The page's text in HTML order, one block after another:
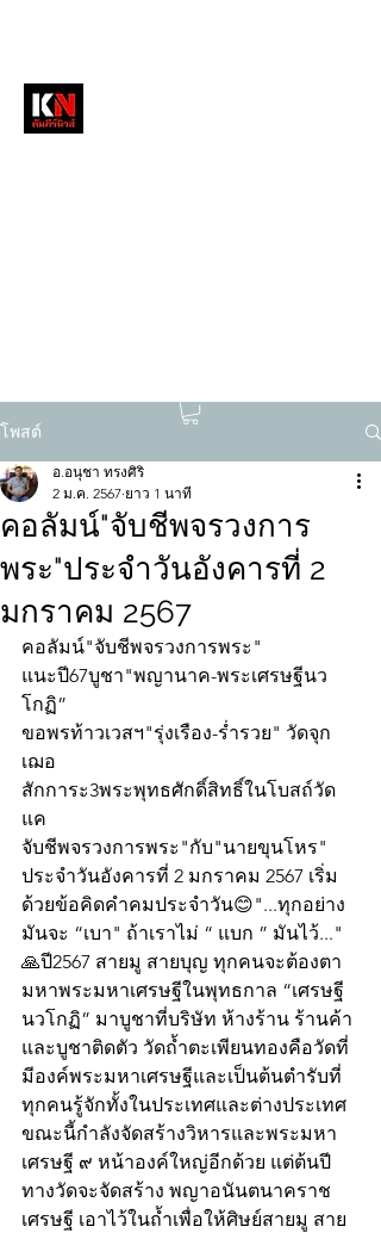
โพสต์
คอลัมน์"จับชีพจรวงการ
พระ"ประจำวันอังคารที่ 2
มกราคม 2567
อ.อนุชา ทรงศิริ
2 ม.ค. 2567 ยาว 1 นาที
คอลัมน์"จับชีพจรวงการพระ"
แนะปี67บูชา"พญานาค-พระเศรษฐีนว
โกฏิ”
ขอพรท้าวเวสฯ"รุ่งเรือง-ร่ำรวย" วัดจุก
เฌอ
สักการะ3พระพุทธศักดิ์สิทธิ์ในโบสถ์วัด
แค
จับชีพจรวงการพระ"กับ"นายขุนโหร"
ประจำวันอังคารที่ 2 มกราคม 2567 เริ่ม
ด้วยข้อคิดคำคมประจำวัน😊"...ทุกอย่าง
มันจะ “เบา" ถ้าเราไม่ “ แบก ” มันไว้..."
🙏ปี2567 สายมู สายบุญ ทุกคนจะต้องตา
มหาพระมหาเศรษฐีในพุทธกาล “เศรษฐี
นวโกฏิ” มาบูชาที่บริษัท ห้างร้าน ร้านค้า
และบูชาติดตัว วัดถ้ำตะเพียนทองคือวัดที่
มีองค์พระมหาเศรษฐีและเป็นต้นตำรับที่
ทุกคนรู้จักทั้งในประเทศและต่างประเทศ
ขณะนี้กำลังจัดสร้างวิหารและพระมหา
เศรษฐี ๙ หน้าองค์ใหญ่อีกด้วย แต่ต้นปี
ทางวัดจะจัดสร้าง พญาอนันตนาคราช
เศรษฐี เอาไว้ในถ้ำเพื่อให้ศิษย์สายมู สาย